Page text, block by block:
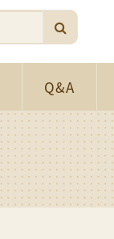
Q&A